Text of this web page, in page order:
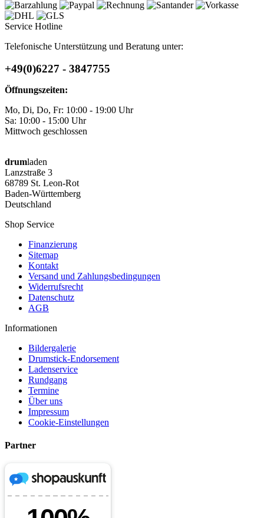
Service Hotline
Telefonische Unterstützung und Beratung unter:
+49(0)6227 - 3847755
Öffnungszeiten:
Mo, Di, Do, Fr: 10:00 - 19:00 Uhr
Sa: 10:00 - 15:00 Uhr
Mittwoch geschlossen
drumladen
Lanzstraße 3
68789 St. Leon-Rot
Baden-Württemberg
Deutschland
Shop Service
Finanzierung
Sitemap
Kontakt
Versand und Zahlungsbedingungen
Widerrufsrecht
Datenschutz
AGB
Informationen
Bildergalerie
Drumstick-Endorsement
Ladenservice
Rundgang
Termine
Über uns
Impressum
Cookie-Einstellungen
Partner